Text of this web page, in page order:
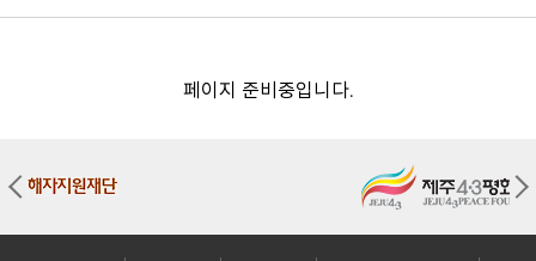
페이지 준비중입니다.